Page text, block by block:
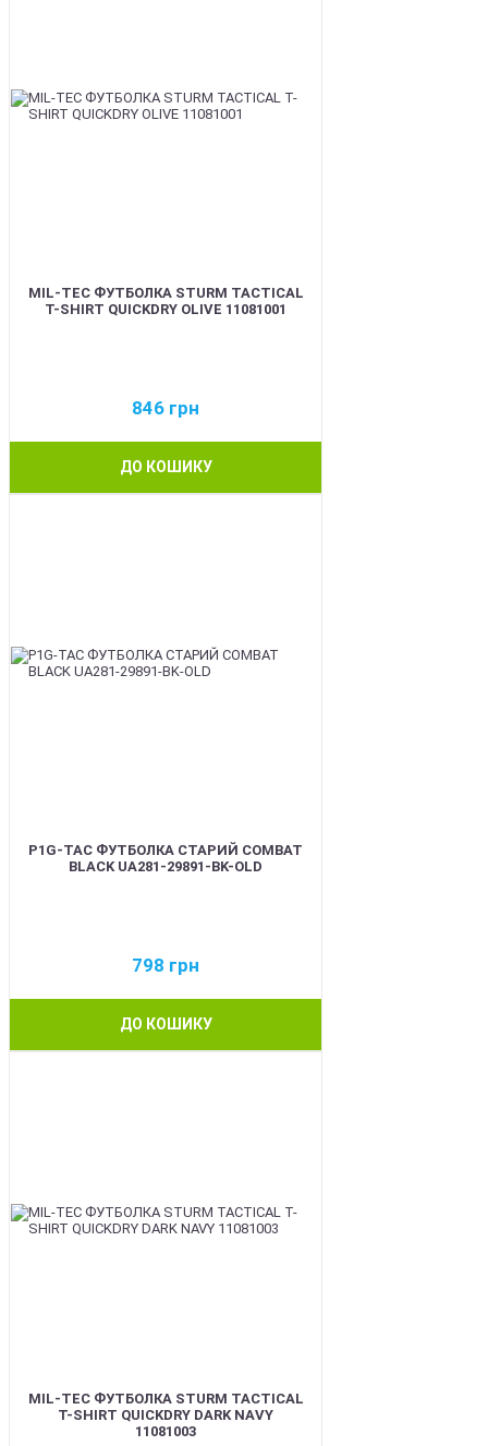
MIL-TEC ФУТБОЛКА STURM TACTICAL
T-SHIRT QUICKDRY OLIVE 11081001
846 грн
ДО КОШИКУ
P1G-TAC ФУТБОЛКА СТАРИЙ COMBAT
BLACK UA281-29891-BK-OLD
798 грн
ДО КОШИКУ
MIL-TEC ФУТБОЛКА STURM TACTICAL
T-SHIRT QUICKDRY DARK NAVY
11081003